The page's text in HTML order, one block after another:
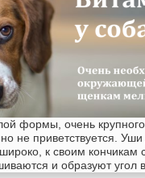
формы, очень
не приветствуется.
к своим кончикам
и образуют угол в